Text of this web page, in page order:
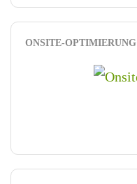
ONSITE-OPTIMIERUNG